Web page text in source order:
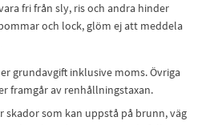
fri från sly, ris och andra hinder
och lock, glöm ej att meddela
grundavgift inklusive moms. Övriga
framgår av renhållningstaxan.
skador som kan uppstå på brunn, väg